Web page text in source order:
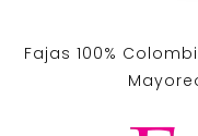
Fajas 100%